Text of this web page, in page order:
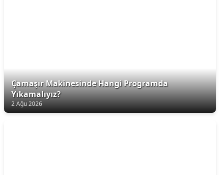
Çamaşır Makinesinde Hangi Programda
Yıkamalıyız?
2 Ağu 2026